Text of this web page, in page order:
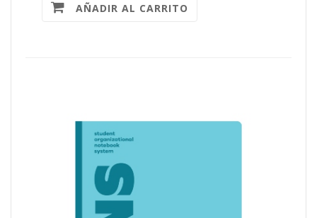
AÑADIR AL CARRITO